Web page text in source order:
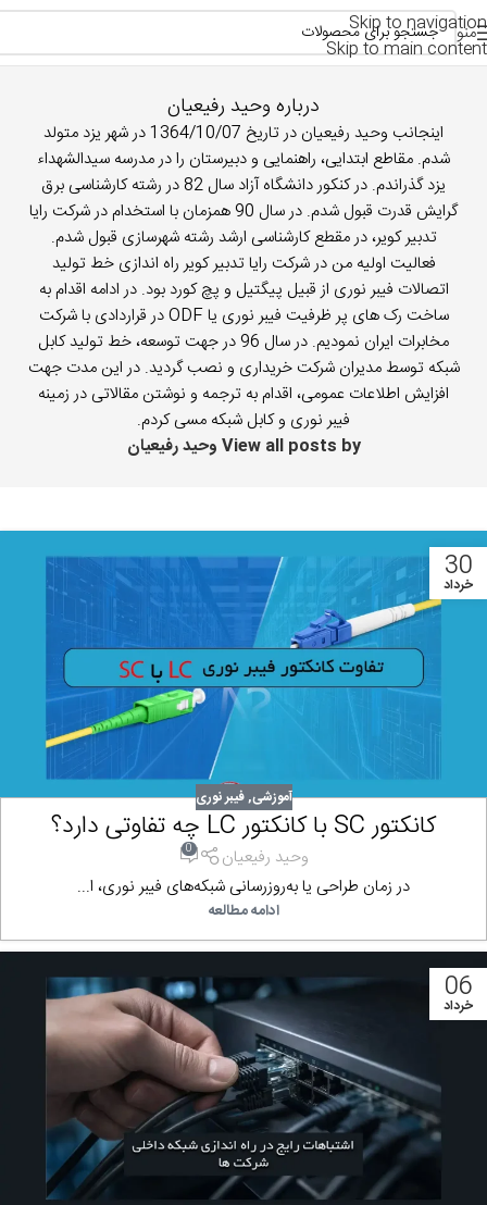
Skip to navigation
Skip to main content
منو
درباره وحید رفیعیان
اینجانب وحید رفیعیان در تاریخ 1364/10/07 در شهر یزد متولد
شدم. مقاطع ابتدایی، راهنمایی و دبیرستان را در مدرسه سیدالشهداء
یزد گذراندم. در کنکور دانشگاه آزاد سال 82 در رشته کارشناسی برق
گرایش قدرت قبول شدم. در سال 90 همزمان با استخدام در شرکت رایا
تدبیر کویر، در مقطع کارشناسی ارشد رشته شهرسازی قبول شدم.
فعالیت اولیه من در شرکت رایا تدبیر کویر راه اندازی خط تولید
اتصالات فیبر نوری از قبیل پیگتیل و پچ کورد بود. در ادامه اقدام به
ساخت رک های پر ظرفیت فیبر نوری یا ODF در قراردادی با شرکت
مخابرات ایران نمودیم. در سال 96 در جهت توسعه، خط تولید کابل
شبکه توسط مدیران شرکت خریداری و نصب گردید. در این مدت جهت
افزایش اطلاعات عمومی، اقدام به ترجمه و نوشتن مقالاتی در زمینه
فیبر نوری و کابل شبکه مسی کردم.
View all posts by وحید رفیعیان
30
خرداد
آموزشی,فیبر نوری
کانکتور SC با کانکتور LC چه تفاوتی دارد؟
وحید رفیعیان 0
در زمان طراحی یا به‌روزرسانی شبکه‌های فیبر نوری، ا...
ادامه مطالعه
06
خرداد